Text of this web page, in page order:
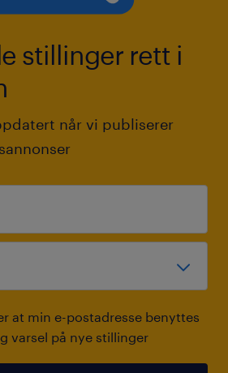
stillinger rett i
når vi publiserer
at min e-postadresse benyttes
varsel på nye stillinger